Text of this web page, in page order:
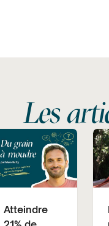
Les
Atteindre